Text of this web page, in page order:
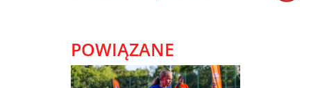
POWIĄZANE